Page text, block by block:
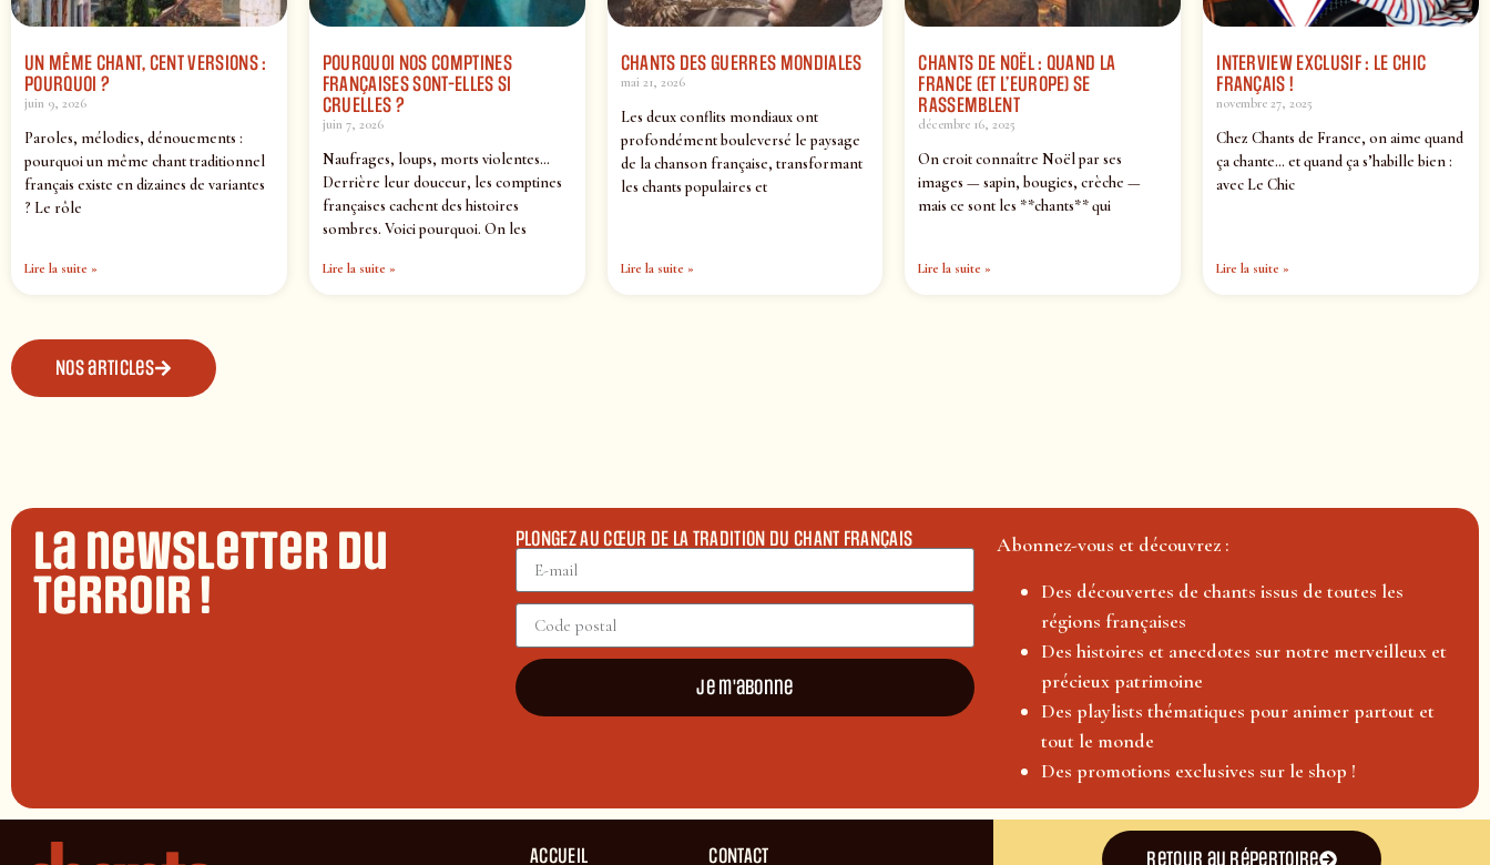
UN MÊME CHANT, CENT VERSIONS :
POURQUOI ?
juin 9, 2026
Paroles, mélodies, dénouements :
pourquoi un même chant traditionnel
français existe en dizaines de variantes
? Le rôle
Lire la suite »
POURQUOI NOS COMPTINES
FRANÇAISES SONT-ELLES SI
CRUELLES ?
juin 7, 2026
Naufrages, loups, morts violentes…
Derrière leur douceur, les comptines
françaises cachent des histoires
sombres. Voici pourquoi. On les
Lire la suite »
CHANTS DES GUERRES MONDIALES
mai 21, 2026
Les deux conflits mondiaux ont
profondément bouleversé le paysage
de la chanson française, transformant
les chants populaires et
Lire la suite »
CHANTS DE NOËL : QUAND LA
FRANCE (ET L’EUROPE) SE
RASSEMBLENT
décembre 16, 2025
On croit connaître Noël par ses
images — sapin, bougies, crèche —
mais ce sont les **chants** qui
Lire la suite »
INTERVIEW EXCLUSIF : LE CHIC
FRANÇAIS !
novembre 27, 2025
Chez Chants de France, on aime quand
ça chante… et quand ça s’habille bien :
avec Le Chic
Lire la suite »
Nos articles
La newsletter du
terroir !
PLONGEZ AU CŒUR DE LA TRADITION DU CHANT FRANÇAIS
Je m'abonne
Abonnez-vous et découvrez :
Des découvertes de chants issus de toutes les
régions françaises
Des histoires et anecdotes sur notre merveilleux et
précieux patrimoine
Des playlists thématiques pour animer partout et
tout le monde
Des promotions exclusives sur le shop !
ACCUEIL CONTACT Retour au répertoire